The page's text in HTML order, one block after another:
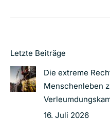
Letzte Beiträge
Die extreme
Menschenleben
16. Juli 2026